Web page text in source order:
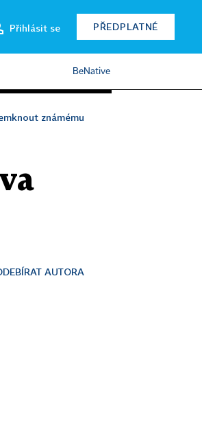
Přihlásit se PŘEDPLATNÉ
BeNative
známému
AUTORA